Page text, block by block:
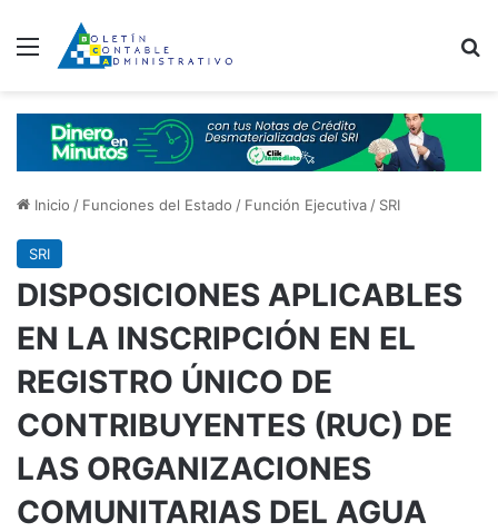
Menú
Inicio / Funciones del Estado / Función Ejecutiva / SRI
SRI
DISPOSICIONES APLICABLES
EN LA INSCRIPCIÓN EN EL
REGISTRO ÚNICO DE
CONTRIBUYENTES (RUC) DE
LAS ORGANIZACIONES
COMUNITARIAS DEL AGUA